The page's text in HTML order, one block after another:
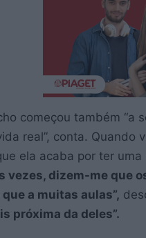
começou também “a
real”, conta. Quando
ela acaba por ter
vezes, dizem-me que
a muitas aulas”,
próxima da deles”.